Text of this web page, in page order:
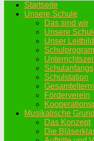
Startseite
Unsere Schule
Das sind wir
Unsere
Unser Leitbild
Schulstation
Förderverein
Musikalische
Das Konzept
Die